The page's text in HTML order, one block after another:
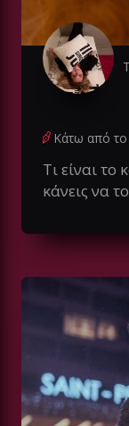
Κάτω από το
Τι είναι
κάνεις να